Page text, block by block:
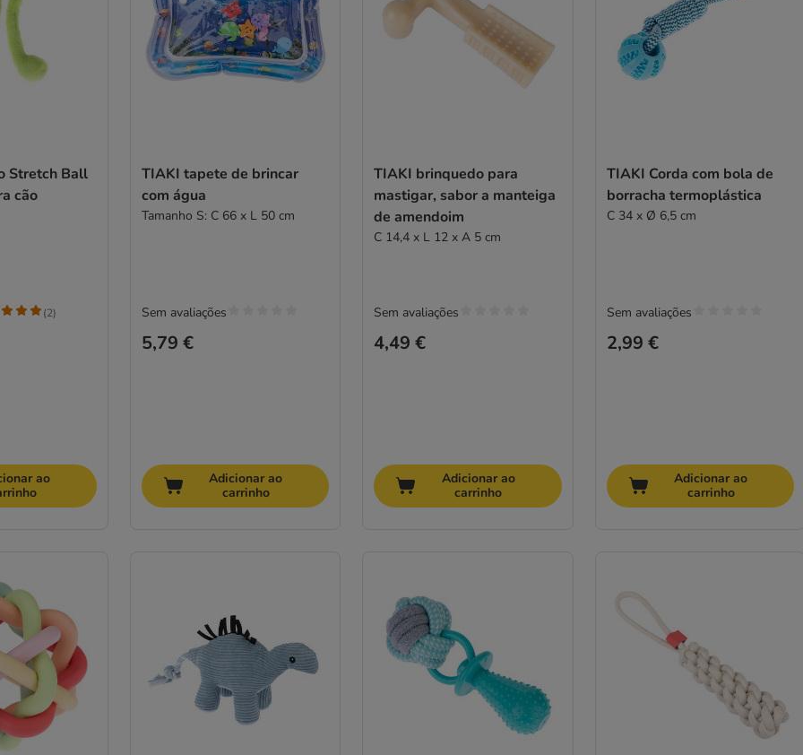
Stretch Ball
cão
(2)
ao
TIAKI tapete de brincar
com água
Tamanho S: C 66 x L 50 cm
5,79 €
Sem avaliações
Adicionar ao
carrinho
TIAKI brinquedo para
mastigar, sabor a manteiga
de amendoim
C 14,4 x L 12 x A 5 cm
4,49 €
Sem avaliações
Adicionar ao
carrinho
TIAKI Corda com bola de
borracha termoplástica
C 34 x Ø 6,5 cm
2,99 €
Sem avaliações
Adicionar ao
carrinho